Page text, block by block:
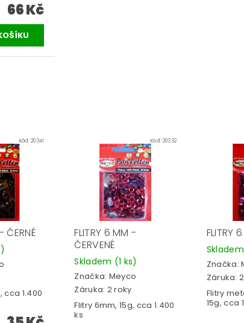
66 Kč
Kód:20341
ČERNÉ
cca 1.400
Kód: 20332
FLITRY 6 MM -
ČERVENÉ
Skladem (1 ks)
Značka: Meyco
Záruka: 2 roky
Flitry 6mm, 15g, cca 1.400
ks
FLITRY
Skladem
Značka:
Záruka:
Flitry
15g, cca